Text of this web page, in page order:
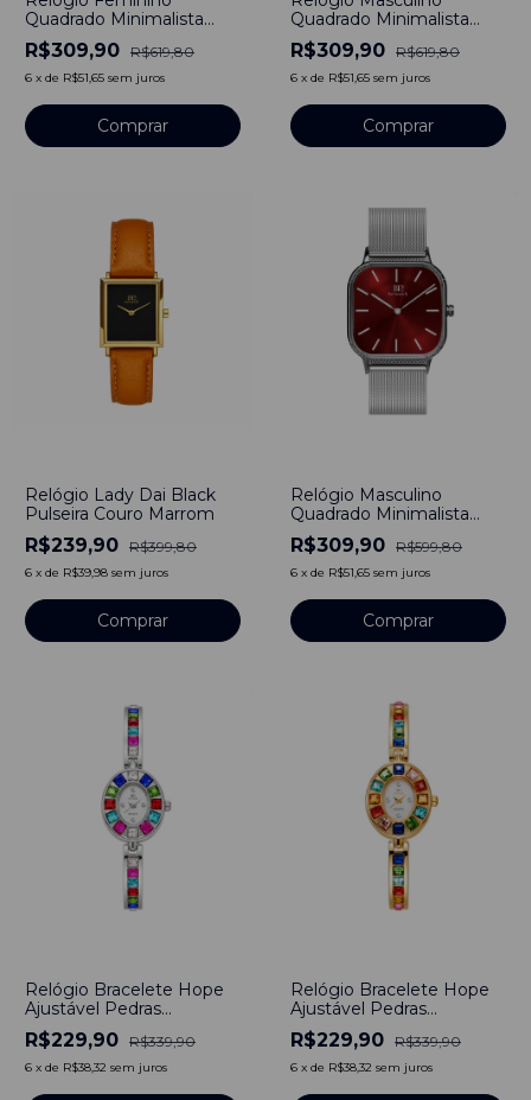
Quadrado Minimalista
Bays Rosé Pulseira Prata
Silver 40mm Aço
Inoxidável
R$309,90 R$619,80
6 x de R$51,65 sem juros
Comprar
Quadrado Minimalista
Square Bays Rubi Pulseira
de Aço Prata 40mm Aço
Inoxidável banhado a
R$309,90 R$619,80
6 x de R$51,65 sem juros
Comprar
Relógio Lady Dai Black
Pulseira Couro Marrom
R$239,90 R$399,80
6 x de R$39,98 sem juros
Comprar
Relógio Masculino
Quadrado Minimalista
Square Bays Red Pulseira
de Aço Prata 40mm
Minimalista Aço
titânio
R$309,90 R$599,80
6 x de R$51,65 sem juros
Comprar
Relógio Bracelete Hope
Ajustável Pedras
Feminino Prata
R$229,90 R$339,90
6 x de R$38,32 sem juros
Relógio Bracelete Hope
Ajustável Pedras
Feminino Dourado
R$229,90 R$339,90
6 x de R$38,32 sem juros